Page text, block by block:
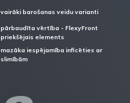
vairāki barošanas veidu varianti
pārbaudīta vērtība - FlexyFront
priekšējais elements
mazāka iespējamība inficēties ar
slimībām